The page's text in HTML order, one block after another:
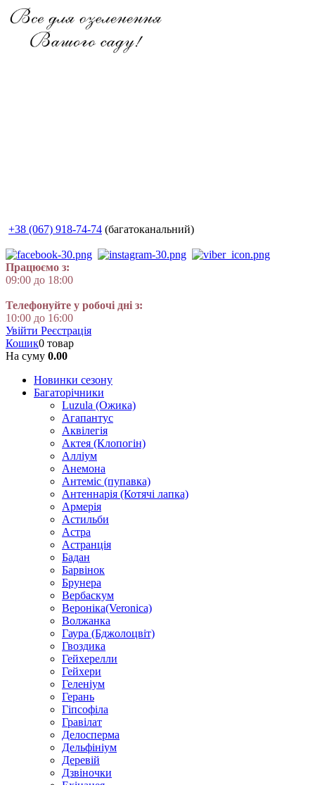
+38 (067) 918-74-74 (багатоканальний)
Працюємо з:
09:00 до 18:00
Телефонуйте у робочі дні з:
10:00 до 16:00
Увійти Реєстрація
Кошик0 товар
На суму 0.00
Новинки сезону
Багаторічники
Luzula (Ожика)
Агапантус
Аквілегія
Актея (Клопогін)
Алліум
Анемона
Антеміс (пупавка)
Антеннарія (Котячі лапка)
Армерія
Астильби
Астра
Астранція
Бадан
Барвінок
Брунера
Вербаскум
Вероніка(Veronica)
Волжанка
Гаура (Бджолоцвіт)
Гвоздика
Гейхерелли
Гейхери
Геленіум
Герань
Гіпсофіла
Гравілат
Делосперма
Дельфініум
Деревій
Дзвіночки